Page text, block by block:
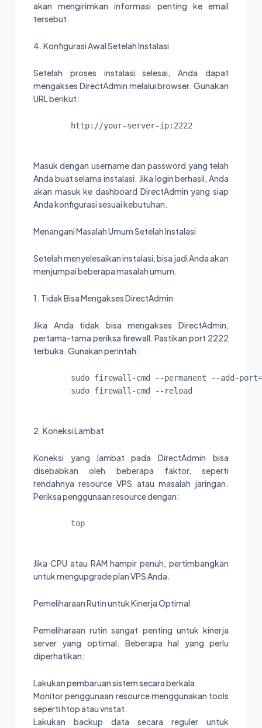
akan mengirimkan informasi penting ke email
tersebut.
4. Konfigurasi Awal Setelah Instalasi
Setelah proses instalasi selesai, Anda dapat
mengakses DirectAdmin melalui browser. Gunakan
URL berikut:
http://your-server-ip:2222
Masuk dengan username dan password yang telah
Anda buat selama instalasi. Jika login berhasil, Anda
akan masuk ke dashboard DirectAdmin yang siap
Anda konfigurasi sesuai kebutuhan.
Menangani Masalah Umum Setelah Instalasi
Setelah menyelesaikan instalasi, bisa jadi Anda akan
menjumpai beberapa masalah umum.
1. Tidak Bisa Mengakses DirectAdmin
Jika Anda tidak bisa mengakses DirectAdmin,
pertama-tama periksa firewall. Pastikan port 2222
terbuka. Gunakan perintah:
sudo firewall-cmd --permanent --add-
sudo firewall-cmd --reload
2. Koneksi Lambat
Koneksi yang lambat pada DirectAdmin bisa
disebabkan oleh beberapa faktor, seperti
rendahnya resource VPS atau masalah jaringan.
Periksa penggunaan resource dengan:
top
Jika CPU atau RAM hampir penuh, pertimbangkan
untuk mengupgrade plan VPS Anda.
Pemeliharaan Rutin untuk Kinerja Optimal
Pemeliharaan rutin sangat penting untuk kinerja
server yang optimal. Beberapa hal yang perlu
diperhatikan:
Lakukan pembaruan sistem secara berkala.
Monitor penggunaan resource menggunakan tools
seperti htop atau vnstat.
Lakukan backup data secara reguler untuk